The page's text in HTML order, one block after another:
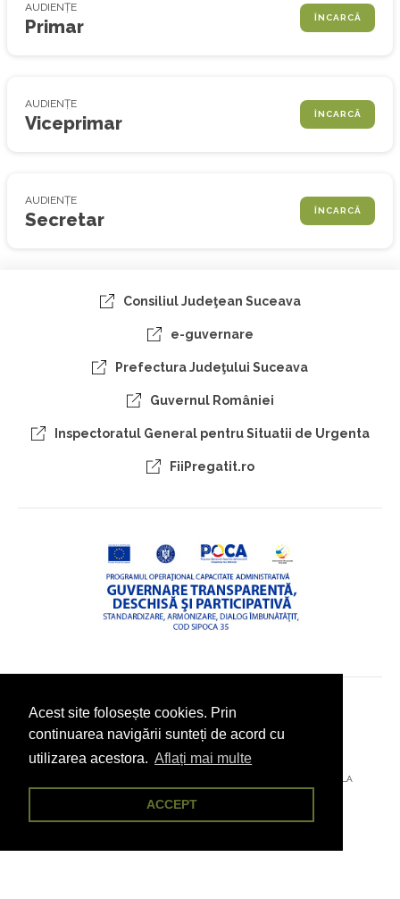
Acest site folosește cookies. Prin
continuarea navigării sunteți de acord cu
utilizarea acestora. Aflați mai multe
ACCEPT
AUDIENȚE
Primar ÎNCARCĂ
AUDIENȚE
Viceprimar ÎNCARCĂ
AUDIENȚE
Secretar ÎNCARCĂ
Consiliul Judeţean Suceava
e-guvernare
Prefectura Judeţului Suceava
Guvernul României
Inspectoratul General pentru Situatii de Urgenta
FiiPregatit.ro
© 2026 - PRIMĂRIA COMUNEI POJORÂTA, JUDEȚUL SUCEAVA
AȚI ÎNTÂMPINAT O PROBLEMĂ TEHNICĂ? TRIMITEȚI-NE UN EMAIL LA
POJORÂTA@CITYDESK.EU